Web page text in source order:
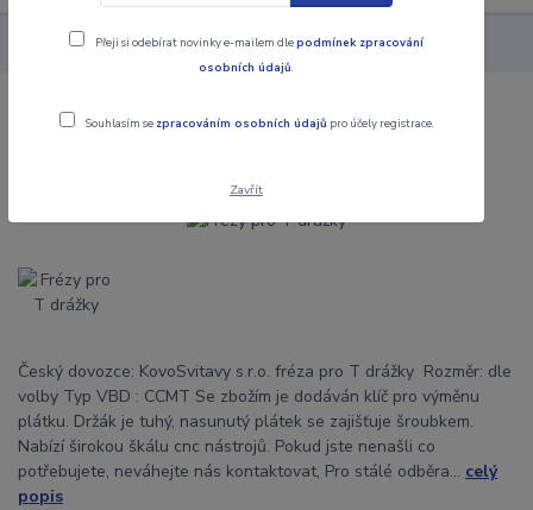
Nástroje - Kovoobrábění Frézy pro T drážky
Frézy pro T drážky
Český dovozce: KovoSvitavy s.r.o. fréza pro T drážky Rozměr: dle
volby Typ VBD : CCMT Se zbožím je dodáván klíč pro výměnu
plátku. Držák je tuhý, nasunutý plátek se zajišťuje šroubkem.
Nabízí širokou škálu cnc nástrojů. Pokud jste nenašli co
potřebujete, neváhejte nás kontaktovat, Pro stálé odběra... celý
popis
Přeji si odebírat novinky e-mailem dlepodmínek zpracování
osobních údajů.
Souhlasím se zpracováním osobních údajů pro účely registrace.
Zavřít